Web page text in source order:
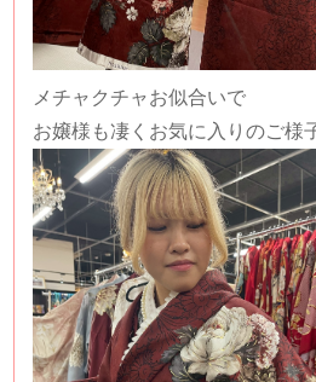
メチャクチャお似合いで
お嬢様も凄くお気に入りのご様